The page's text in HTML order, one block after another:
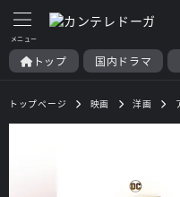
トップ 国内ドラマ
トップページ 映画 洋画